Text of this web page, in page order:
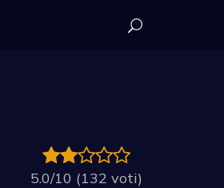
5.0/10 (132 voti)